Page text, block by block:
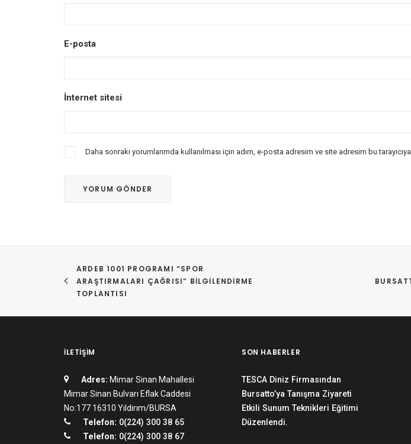
E-posta
İnternet sitesi
Daha sonraki yorumlarımda kullanılması için adım, e-posta adresim ve site adresim bu
ARDEB 1001 PROGRAMI “SPOR
ARAŞTIRMALARI ÇAĞRISI” BILGILENDIRME
TOPLANTISI
İLETIŞIM
Adres: Mimar Sinan Mahallesi
Mimar Sinan Bulvarı Eflak Caddesi
No:177 16310 Yıldırım/BURSA
Telefon: 0(224) 300 38 65
Telefon: 0(224) 300 38 67
SON HABERLER
TESCA Diniz Firmasından
Bursatto’ya Tanışma Ziyareti
Etkili Sunum Teknikleri Eğitimi
Düzenlendi.